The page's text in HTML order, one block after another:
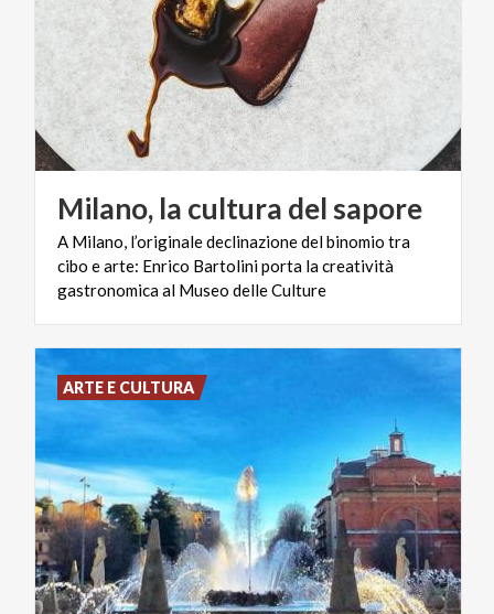
Milano, la cultura del sapore
A Milano, l’originale declinazione del binomio tra
cibo e arte: Enrico Bartolini porta la creatività
gastronomica al Museo delle Culture
ARTE E CULTURA